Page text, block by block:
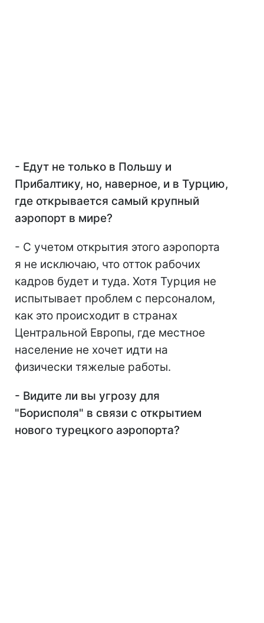
- Едут не только в Польшу и
Прибалтику, но, наверное, и в Турцию,
где открывается самый крупный
аэропорт в мире?
- С учетом открытия этого аэропорта
я не исключаю, что отток рабочих
кадров будет и туда. Хотя Турция не
испытывает проблем с персоналом,
как это происходит в странах
Центральной Европы, где местное
население не хочет идти на
физически тяжелые работы.
- Видите ли вы угрозу для
"Борисполя" в связи с открытием
нового турецкого аэропорта?